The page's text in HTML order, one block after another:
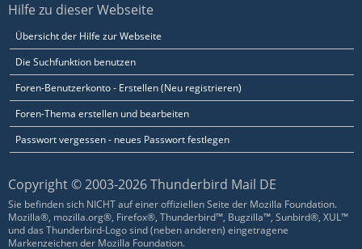
Hilfe zu dieser Webseite
Übersicht der Hilfe zur Webseite
Die Suchfunktion benutzen
Foren-Benutzerkonto - Erstellen (Neu registrieren)
Foren-Thema erstellen und bearbeiten
Passwort vergessen - neues Passwort festlegen
Copyright © 2003-2026 Thunderbird Mail DE
Sie befinden sich NICHT auf einer offiziellen Seite der Mozilla Foundation.
Mozilla®, mozilla.org®, Firefox®, Thunderbird™, Bugzilla™, Sunbird®, XUL™
und das Thunderbird-Logo sind (neben anderen) eingetragene
Markenzeichen der Mozilla Foundation.